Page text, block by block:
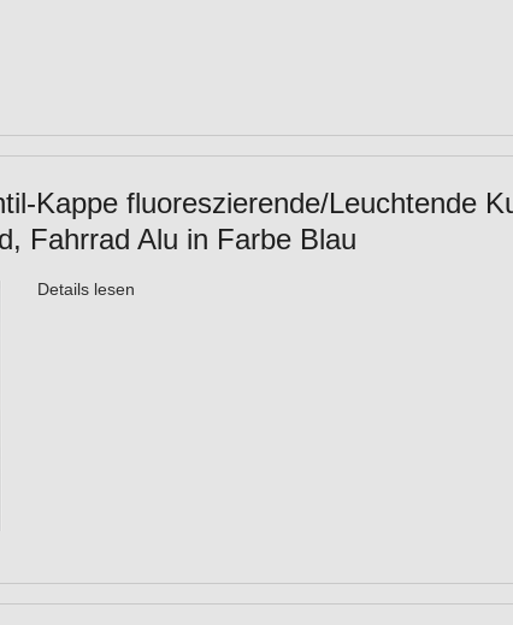
Kappe fluoreszierende/Leuchtende
Fahrrad Alu in Farbe Blau
Details lesen